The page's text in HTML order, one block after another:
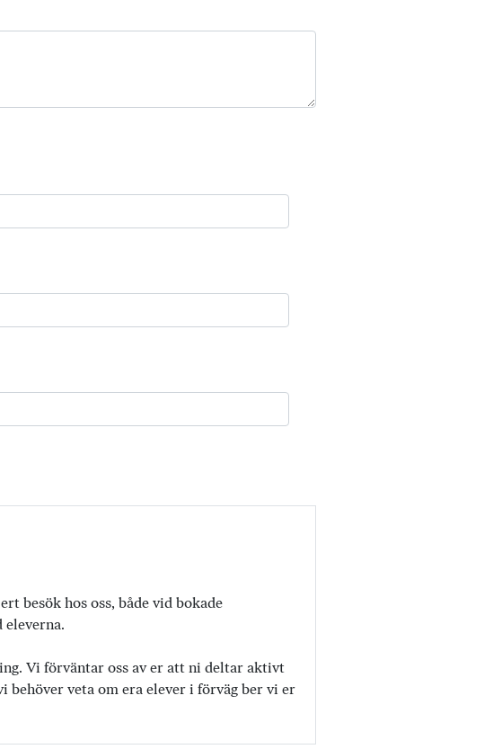
besök hos oss, både vid bokade
eleverna.
Vi förväntar oss av er att ni deltar aktivt
behöver veta om era elever i förväg ber vi er